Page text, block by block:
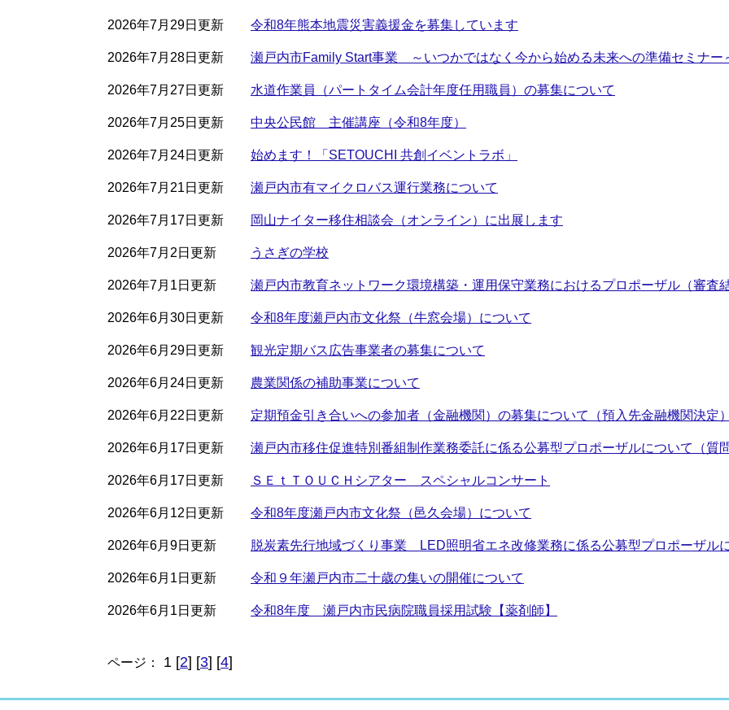
2026年7月29日更新 令和8年熊本地震災害義援金を募集しています
2026年7月28日更新 瀬戸内市Family Start事業 ～いつかではなく今から始める未来への準備セミナー
2026年7月27日更新 水道作業員（パートタイム会計年度任用職員）の募集について
2026年7月25日更新 中央公民館 主催講座（令和8年度）
2026年7月24日更新 始めます！「SETOUCHI 共創イベントラボ」
2026年7月21日更新 瀬戸内市有マイクロバス運行業務について
2026年7月17日更新 岡山ナイター移住相談会（オンライン）に出展します
2026年7月2日更新 うさぎの学校
2026年7月1日更新 瀬戸内市教育ネットワーク環境構築・運用保守業務におけるプロポーザル（審査結
2026年6月30日更新 令和8年度瀬戸内市文化祭（牛窓会場）について
2026年6月29日更新 観光定期バス広告事業者の募集について
2026年6月24日更新 農業関係の補助事業について
2026年6月22日更新 定期預金引き合いへの参加者（金融機関）の募集について（預入先金融機関決定）
2026年6月17日更新 瀬戸内市移住促進特別番組制作業務委託に係る公募型プロポーザルについて（質問
2026年6月17日更新 ＳＥｔＴＯＵＣＨシアター スペシャルコンサート
2026年6月12日更新 令和8年度瀬戸内市文化祭（邑久会場）について
2026年6月9日更新 脱炭素先行地域づくり事業 LED照明省エネ改修業務に係る公募型プロポーザル
2026年6月1日更新 令和９年瀬戸内市二十歳の集いの開催について
2026年6月1日更新 令和8年度 瀬戸内市民病院職員採用試験【薬剤師】
ページ： 1 [2] [3] [4]